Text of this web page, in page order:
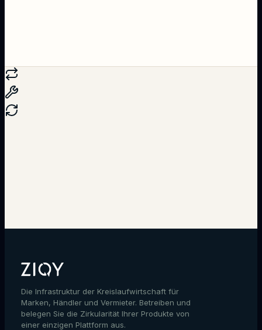
Die Infrastruktur der Kreislaufwirtschaft für
Marken, Händler und Vermieter. Betreiben und
belegen Sie die Zirkularität Ihrer Produkte von
einer einzigen Plattform aus.